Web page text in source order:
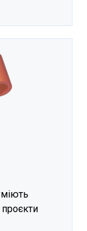
проєкти